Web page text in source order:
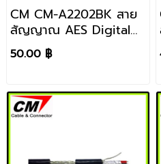
CM CM-A2202BK สาย
สัญญาณ AES Digital
Audio DMX 2 Cores,
22AWG สีดำ / 1 เมตร
50.00 ฿